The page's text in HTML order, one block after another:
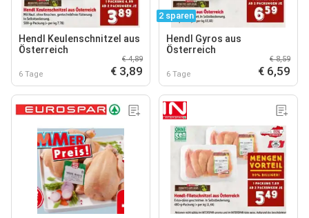
Hendl Keulenschnitzel aus
Österreich
6 Tage
€ 4,89
€ 3,89
2 sparen
Hendl Gyros aus
Österreich
6 Tage
€ 8,59
€ 6,59